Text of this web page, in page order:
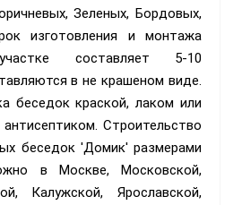
Зеленых, Бордовых,
изготовления и монтажа
составляет 5-10
в не крашеном виде.
беседок краской, лаком или
Строительство
беседок 'Домик' размерами
в Москве, Московской,
Калужской, Ярославской,